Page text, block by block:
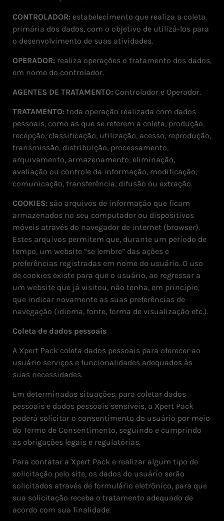
CONTROLADOR: estabelecimento que realiza a coleta
primária dos dados, com o objetivo de utilizá-los para
o desenvolvimento de suas atividades.
OPERADOR: realiza operações o tratamento dos dados,
em nome do controlador.
AGENTES DE TRATAMENTO: Controlador e Operador.
TRATAMENTO: toda operação realizada com dados
pessoais, como as que se referem a coleta, produção,
recepção, classificação, utilização, acesso, reprodução,
transmissão, distribuição, processamento,
arquivamento, armazenamento, eliminação,
avaliação ou controle da informação, modificação,
comunicação, transferência, difusão ou extração.
COOKIES: são arquivos de informação que ficam
armazenados no seu computador ou dispositivos
móveis através do navegador de internet (browser).
Estes arquivos permitem que, durante um período de
tempo, um website “se lembre” das ações e
preferências registradas em nome do usuário. O uso
de cookies existe para que o usuário, ao regressar a
um website que já visitou, não tenha, em princípio,
que indicar novamente as suas preferências de
navegação (idioma, fonte, forma de visualização etc.).
Coleta de dados pessoais
A Xpert Pack coleta dados pessoais para oferecer ao
usuário serviços e funcionalidades adequados às
suas necessidades.
Em determinadas situações, para coletar dados
pessoais e dados pessoais sensíveis, a Xpert Pack
poderá solicitar o consentimento do usuário por meio
do Termo de Consentimento, seguindo e cumprindo
as obrigações legais e regulatórias.
Para contatar a Xpert Pack e realizar algum tipo de
solicitação pelo site, os dados do usuário serão
solicitados através de formulário eletrônico, para que
sua solicitação receba o tratamento adequado de
acordo com sua finalidade.